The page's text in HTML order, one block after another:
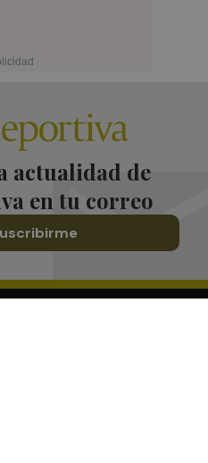
actualidad de
en tu correo